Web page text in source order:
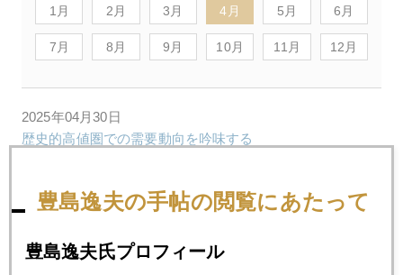
1月 2月 3月 4月 5月 6月
7月 8月 9月 10月 11月 12月
2025年04月30日
歴史的高値圏での需要動向を吟味する
2025年04月30日
豊島逸夫の手帖の閲覧にあたって
豊島逸夫氏プロフィール